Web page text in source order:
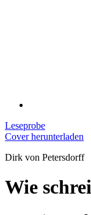
Leseprobe
Cover herunterladen
Dirk von Petersdorff
Wie